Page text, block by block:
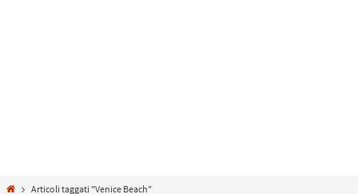
HomeArticoli taggati "Venice Beach"